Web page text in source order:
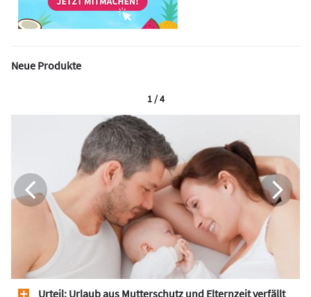
Neue Produkte
Urteil: Urlaub aus Mutterschutz und Elternzeit verfällt
1 / 4